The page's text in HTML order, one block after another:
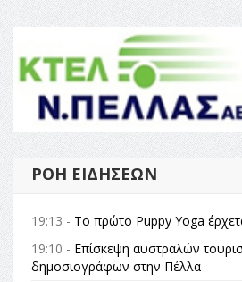
ΡΟΉ ΕΙΔΉΣΕΩΝ
19:13 - Το πρώτο Puppy Yoga
19:10 - Επίσκεψη αυστραλών
δημοσιογράφων στην Πέλλα